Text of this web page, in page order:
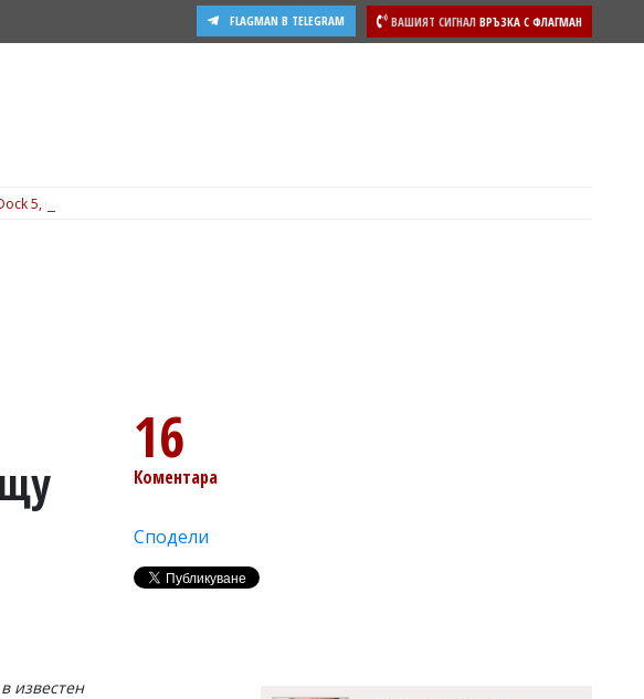
ВАШИЯТ СИГНАЛ ВРЪЗКА С ФЛАГМАН
FLAGMAN В TELEGRAM
5, вижте подробности
известен
16
Коментара
Сподели